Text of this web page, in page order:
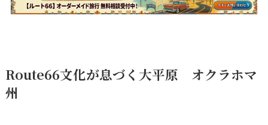
Route66文化が息づく大平原 オクラホマ
州